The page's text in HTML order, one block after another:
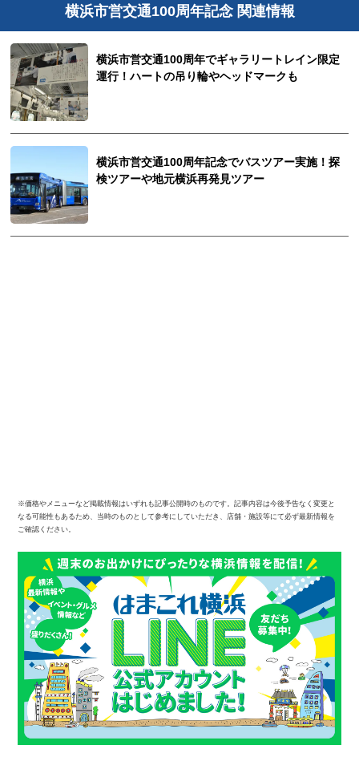
横浜市営交通100周年記念 関連情報
横浜市営交通100周年でギャラリートレイン限定
運行！ハートの吊り輪やヘッドマークも
横浜市営交通100周年記念でバスツアー実施！探
検ツアーや地元横浜再発見ツアー
※価格やメニューなど掲載情報はいずれも記事公開時のものです。記事内容は今後予告なく変更と
なる可能性もあるため、当時のものとして参考にしていただき、店舗・施設等にて必ず最新情報を
ご確認ください。